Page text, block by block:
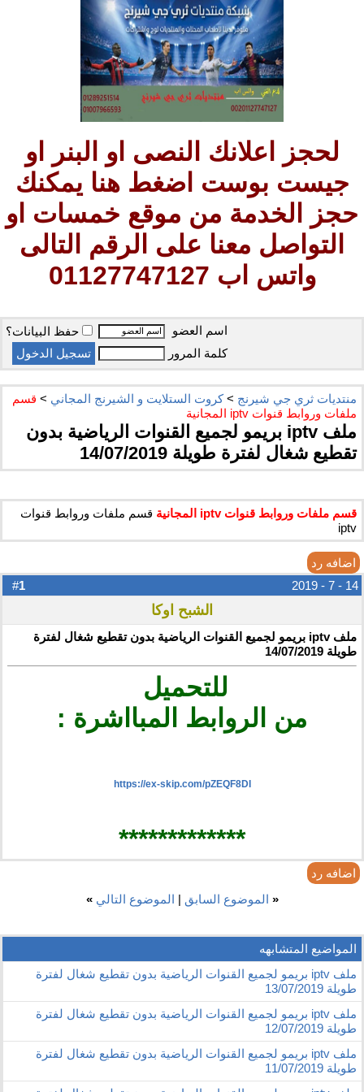
لحجز اعلانك النصى او البنر او
جيست بوست اضغط هنا يمكنك
حجز الخدمة من موقع خمسات او
التواصل معنا على الرقم التالى
واتس اب 01127747127
اسم العضو
حفظ البيانات؟
كلمة المرور
منتديات ثري جي شيرنج >كروت الستلايت و الشيرنج المجاني > قسم
ملفات وروابط قنوات iptv المجانية
ملف iptv بريمو لجميع القنوات الرياضية بدون
تقطيع شغال لفترة طويلة 14/07/2019
قسم ملفات وروابط قنوات iptv المجانية
قسم ملفات وروابط قنوات
iptv
اضافه رد
1 14 - 7 - 2019
الشبح اوكا
ملف iptv بريمو لجميع القنوات الرياضية بدون تقطيع شغال لفترة
طويلة 14/07/2019
للتحميل ​
من الروابط المبااشرة :
https://ex-skip.com/pZEQF8DI
*************​
اضافه رد
« الموضوع السابق | الموضوع التالي »
المواضيع المتشابهه
ملف iptv بريمو لجميع القنوات الرياضية بدون تقطيع شغال لفترة
طويلة 13/07/2019
ملف iptv بريمو لجميع القنوات الرياضية بدون تقطيع شغال لفترة
طويلة 12/07/2019
ملف iptv بريمو لجميع القنوات الرياضية بدون تقطيع شغال لفترة
طويلة 11/07/2019